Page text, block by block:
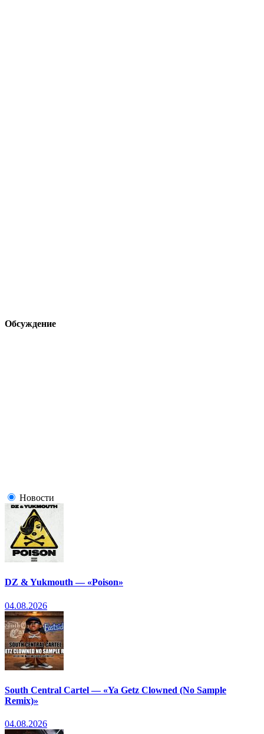
Обсуждение
Новости
DZ & Yukmouth — «Poison»
04.08.2026
South Central Cartel — «Ya Getz Clowned (No Sample
Remix)»
04.08.2026